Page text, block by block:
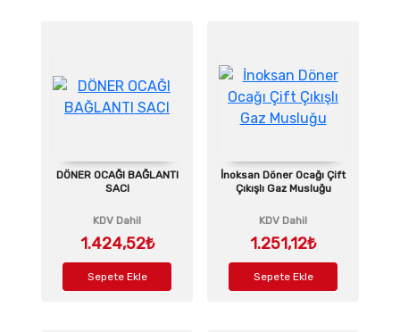
DÖNER OCAĞI BAĞLANTI
SACI
KDV Dahil
1.424,52₺
Sepete Ekle
İnoksan Döner Ocağı Çift
Çıkışlı Gaz Musluğu
KDV Dahil
1.251,12₺
Sepete Ekle